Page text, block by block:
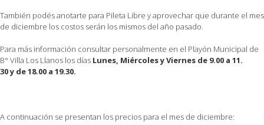
También podés anotarte para Pileta Libre y aprovechar que durante el mes
de diciembre los costos serán los mismos del año pasado.
Para más información consultar personalmente en el Playón Municipal de
B° Villa Los Llanos los días Lunes, Miércoles y Viernes de 9.00 a 11.
30 y de 18.00 a 19.30.
A continuación se presentan los precios para el mes de diciembre: